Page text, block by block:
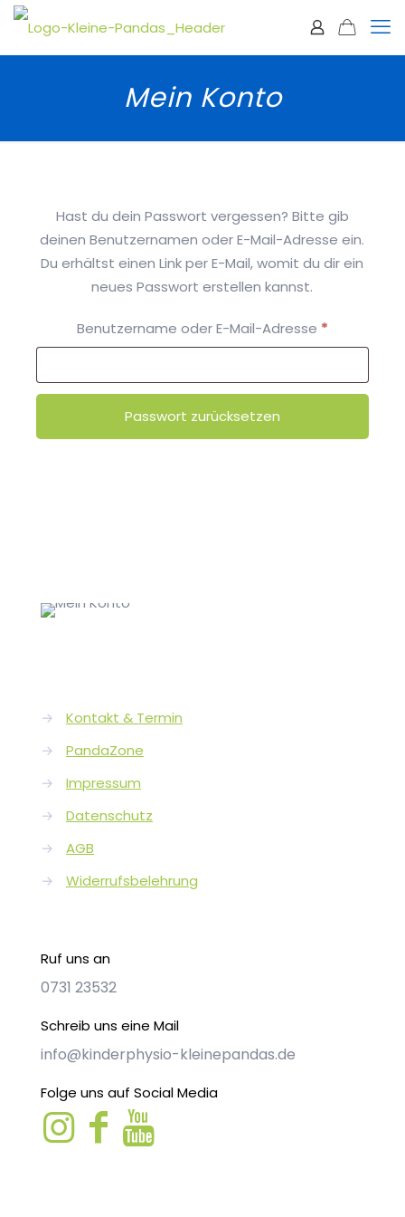
Mein Konto
Hast du dein Passwort vergessen? Bitte gib
deinen Benutzernamen oder E-Mail-Adresse ein.
Du erhältst einen Link per E-Mail, womit du dir ein
neues Passwort erstellen kannst.
Benutzername oder E-Mail-Adresse *Erforderlich
Passwort zurücksetzen
→
Kontakt & Termin
→
PandaZone
→
Impressum
→
Datenschutz
→
AGB
→
Widerrufsbelehrung
Ruf uns an
0731 23532
Schreib uns eine Mail
info@kinderphysio-kleinepandas.de
Folge uns auf Social Media